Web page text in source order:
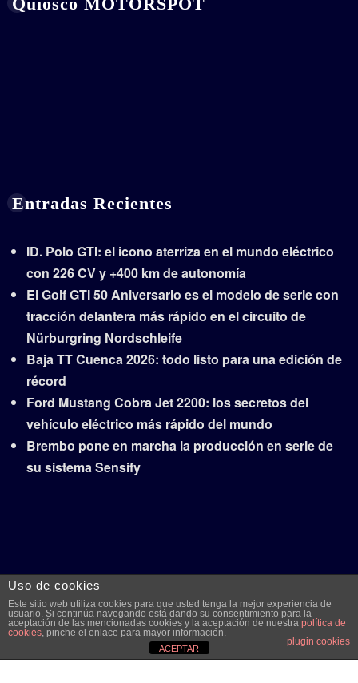
Entradas Recientes
ID. Polo GTI: el icono aterriza en el mundo eléctrico
con 226 CV y +400 km de autonomía
El Golf GTI 50 Aniversario es el modelo de serie con
tracción delantera más rápido en el circuito de
Nürburgring Nordschleife
Baja TT Cuenca 2026: todo listo para una edición de
récord
Ford Mustang Cobra Jet 2200: los secretos del
vehículo eléctrico más rápido del mundo
Brembo pone en marcha la producción en serie de
su sistema Sensify
Copyright © 2026 | Funciona conWordPress|Frankfurt
Newspor ThemeArile
Aviso legal y
Publicidad Contacto
Uso de cookies
Este sitio web utiliza cookies para que usted tenga la mejor experiencia de
usuario. Si continúa navegando está dando su consentimiento para la
aceptación de las mencionadas cookies y la aceptación de nuestra política de
cookies, pinche el enlace para mayor información.
plugin cookies
ACEPTAR